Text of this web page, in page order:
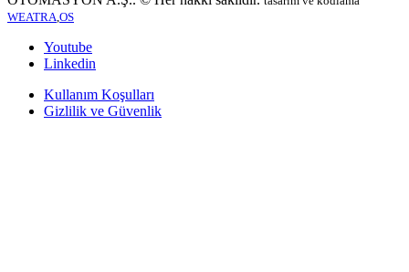
WEATRA,OS
Youtube
Linkedin
Kullanım Koşulları
Gizlilik ve Güvenlik